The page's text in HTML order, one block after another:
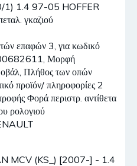
1) 1.4 97-05 HOFFER
γκαζιού
επαφών 3, για κωδικό
Μορφή
οβάλ, Πλήθος των οπών
προϊόν/ πληροφορίες 2
Φορά περιστρ. αντίθετα
ρολογιού
MCV (KS_) [2007-] - 1.4